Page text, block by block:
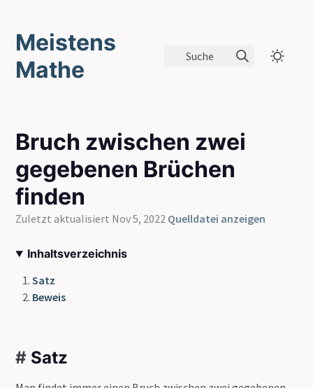
Meistens
Mathe
Suche
Bruch zwischen zwei
gegebenen Brüchen
finden
Zuletzt aktualisiert Nov 5, 2022 Quelldatei anzeigen
Inhaltsverzeichnis
Satz
Beweis
# Satz